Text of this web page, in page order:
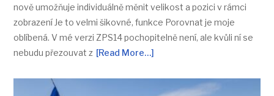
nově umožňuje individuálně měnit velikost a pozici v rámci
zobrazení Je to velmi šikovné, funkce Porovnat je moje
oblíbená. V mé verzi ZPS14 pochopitelně není, ale kvůli ní se
nebudu přezouvat z [Read More…]